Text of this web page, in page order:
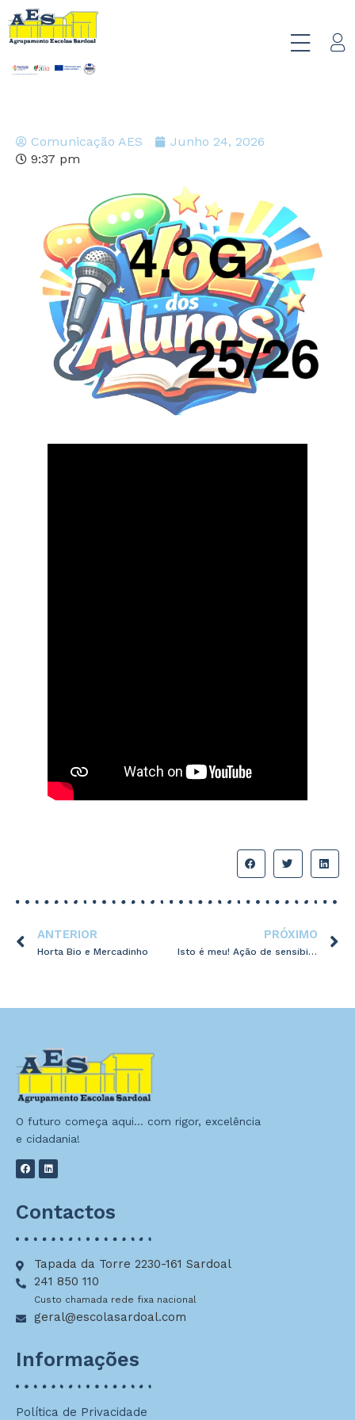
Comunicação AES
Junho 24, 2026
9:37 pm
ANTERIOR
Horta Bio e Mercadinho
PRÓXIMO
Isto é meu! Ação de sensibilização aos direitos de autor.
O futuro começa aqui… com rigor, excelência
e cidadania!
Contactos
Tapada da Torre 2230-161 Sardoal
241 850 110
Custo chamada rede fixa nacional
geral@escolasardoal.com
Informações
Política de Privacidade